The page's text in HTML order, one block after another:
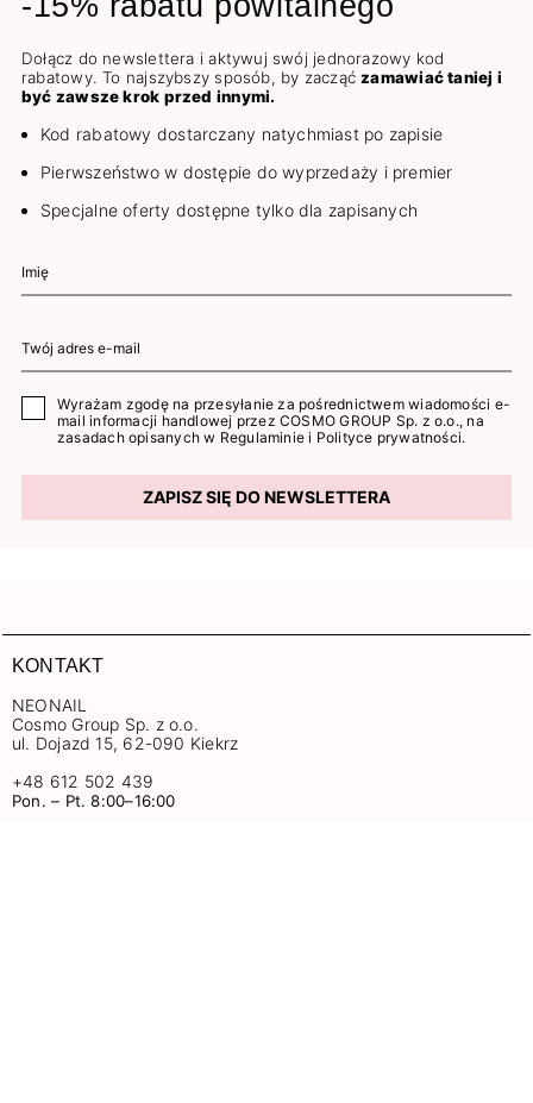
Dołącz do newslettera i aktywuj swój jednorazowy kod
rabatowy. To najszybszy sposób, by zacząćzamawiać taniej i
być zawsze krok przed innymi.
Kod rabatowy dostarczany natychmiast po zapisie
Pierwszeństwo w dostępie do wyprzedaży i premier
Specjalne oferty dostępne tylko dla zapisanych
Wyrażam zgodę na przesyłanie za pośrednictwem wiadomości e-
mail informacji handlowej przez COSMO GROUP Sp. z o.o., na
zasadach opisanych w Regulaminie i Polityce prywatności.
ZAPISZ SIĘ DO NEWSLETTERA
KONTAKT
NEONAIL
Cosmo Group Sp. z o.o.
ul. Dojazd 15, 62-090 Kiekrz
+48 612 502 439
Pon. – Pt. 8:00–16:00